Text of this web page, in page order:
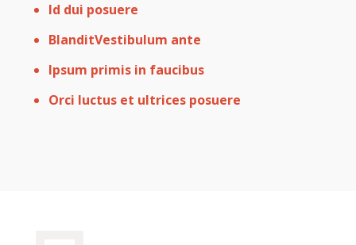
Id dui posuere
BlanditVestibulum ante
Ipsum primis in faucibus
Orci luctus et ultrices posuere